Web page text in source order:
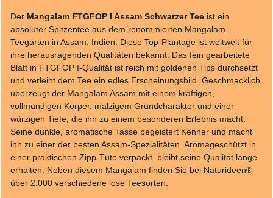
Der Mangalam FTGFOP I Assam Schwarzer Tee ist ein
absoluter Spitzentee aus dem renommierten Mangalam-
Teegarten in Assam, Indien. Diese Top-Plantage ist weltweit für
ihre herausragenden Qualitäten bekannt. Das fein gearbeitete
Blatt in FTGFOP I-Qualität ist reich mit goldenen Tips durchsetzt
und verleiht dem Tee ein edles Erscheinungsbild. Geschmacklich
überzeugt der Mangalam Assam mit einem kräftigen,
vollmundigen Körper, malzigem Grundcharakter und einer
würzigen Tiefe, die ihn zu einem besonderen Erlebnis macht.
Seine dunkle, aromatische Tasse begeistert Kenner und macht
ihn zu einer der besten Assam-Spezialitäten. Aromageschützt in
einer praktischen Zipp-Tüte verpackt, bleibt seine Qualität lange
erhalten. Neben diesem Mangalam finden Sie bei Naturideen®
über 2.000 verschiedene lose Teesorten.